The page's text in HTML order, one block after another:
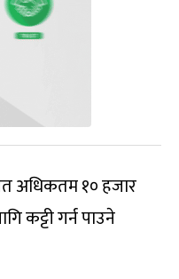
अधिकतम १० हजार
कट्टी गर्न पाउने